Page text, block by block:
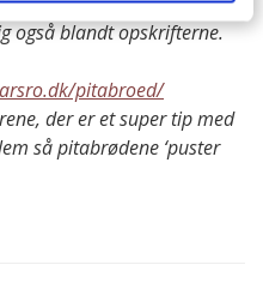
også blandt opskrifterne.
pitabroed/
der er et super tip med
så pitabrødene ‘puster